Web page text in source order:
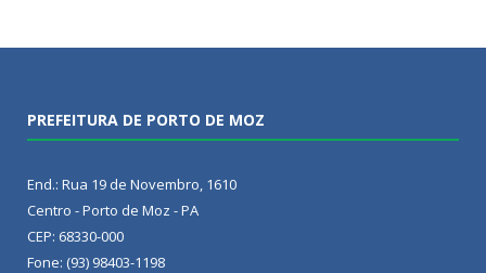
PREFEITURA DE PORTO DE MOZ
End.: Rua 19 de Novembro, 1610
Centro - Porto de Moz - PA
CEP: 68330-000
Fone: (93) 98403-1198